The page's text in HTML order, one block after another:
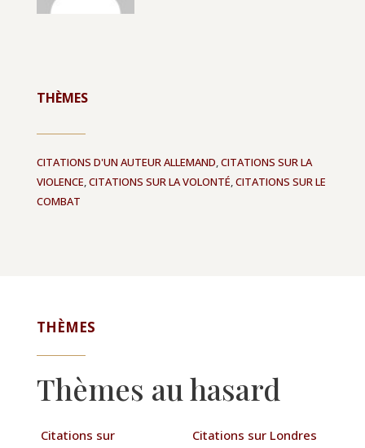
THÈMES
CITATIONS D'UN AUTEUR ALLEMAND,CITATIONS SUR LA
VIOLENCE,CITATIONS SUR LA VOLONTÉ,CITATIONS SUR LE
COMBAT
THÈMES
Thèmes au hasard
Citations sur
Citations sur Londres